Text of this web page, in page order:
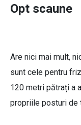
Opt scaune
Are nici mai mult,
sunt cele pentru
120 metri pătrați a
propriile posturi de